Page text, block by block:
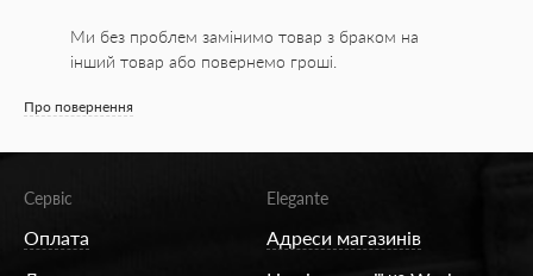
Ми без проблем замінимо товар з браком на
інший товар або повернемо гроші.
Про повернення
Сервіс
Оплата
Elegante
Адреси магазинів